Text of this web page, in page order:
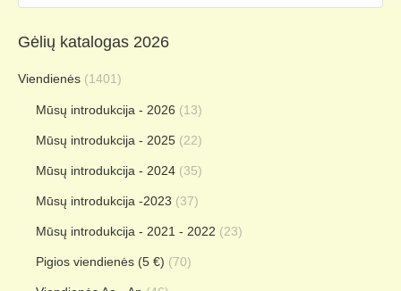
Gėlių katalogas 2026
Viendienės (1401)
Mūsų introdukcija - 2026 (13)
Mūsų introdukcija - 2025 (22)
Mūsų introdukcija - 2024 (35)
Mūsų introdukcija -2023 (37)
Mūsų introdukcija - 2021 - 2022 (23)
Pigios viendienės (5 €) (70)